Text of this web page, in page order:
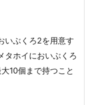
いぶくろ2を用意す
タホイにおいぶくろ
10個まで持つこと